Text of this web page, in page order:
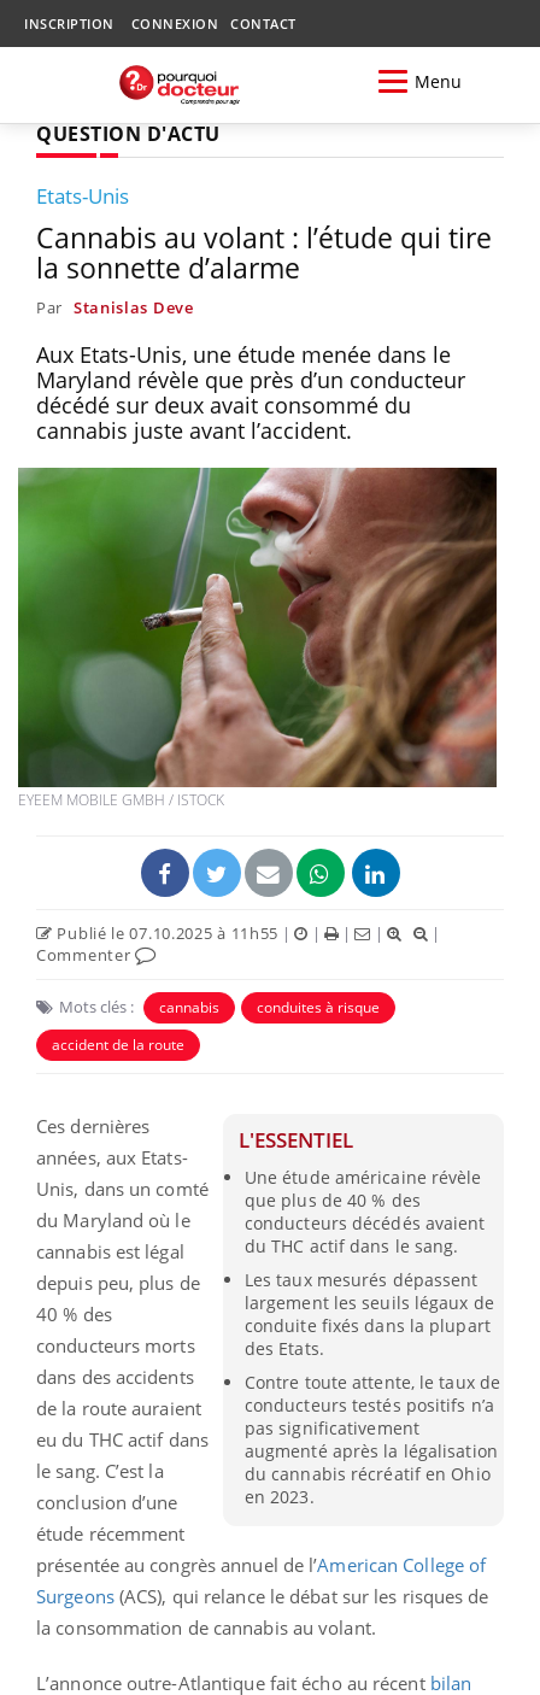
INSCRIPTION CONNEXION CONTACT
Menu
QUESTION D'ACTU
Etats-Unis
Cannabis au volant : l’étude qui tire
la sonnette d’alarme
Par Stanislas Deve
Aux Etats-Unis, une étude menée dans le
Maryland révèle que près d’un conducteur
décédé sur deux avait consommé du
cannabis juste avant l’accident.
EYEEM MOBILE GMBH / ISTOCK
Publié le 07.10.2025 à 11h55 | | | |
|
Commenter
Mots clés : cannabis
conduites à risque
accident de la route
L'ESSENTIEL
Une étude américaine révèle
que plus de 40 % des
conducteurs décédés avaient
du THC actif dans le sang.
Les taux mesurés dépassent
largement les seuils légaux de
conduite fixés dans la plupart
des Etats.
Contre toute attente, le taux de
conducteurs testés positifs n’a
pas significativement
augmenté après la légalisation
du cannabis récréatif en Ohio
en 2023.
Ces dernières
années, aux Etats-
Unis, dans un comté
du Maryland où le
cannabis est légal
depuis peu, plus de
40 % des
conducteurs morts
dans des accidents
de la route auraient
eu du THC actif dans
le sang. C’est la
conclusion d’une
étude récemment
présentée au congrès annuel de l’American College of
Surgeons(ACS), qui relance le débat sur les risques de
la consommation de cannabis au volant.
L’annonce outre-Atlantique fait écho au récent bilan